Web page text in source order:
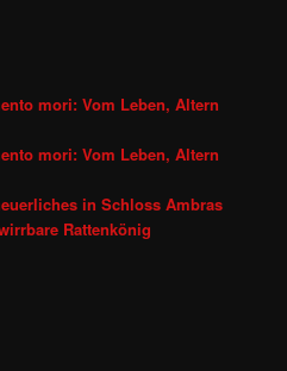
mori: Vom Leben, Altern
mori: Vom Leben, Altern
in Schloss Ambras
Rattenkönig